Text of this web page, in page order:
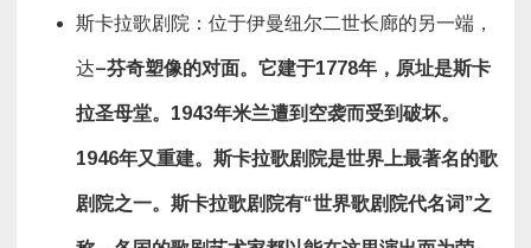
斯卡拉歌剧院：位于伊曼纽尔二世长廊的另一端，
达–芬奇塑像的对面。它建于1778年，原址是斯卡
拉圣母堂。 1943年米兰遭到空袭而受到破坏。
1946年又重建。斯卡拉歌剧院是世界上最著名的歌
剧院之一。斯卡拉歌剧院有“世界歌剧院代名词”之